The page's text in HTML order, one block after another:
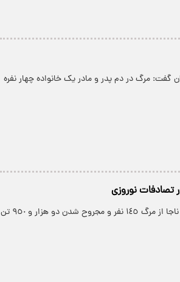
گفت: مرگ در دم پدر و مادر یک خانواده چهار نفره
تصادفات نوروزی
پارسینه: جانشین رییس پلیس راهور ناجا از مرگ ١٤٥ نفر و مجروح شدن دو هزار و ٩٥٠ تن